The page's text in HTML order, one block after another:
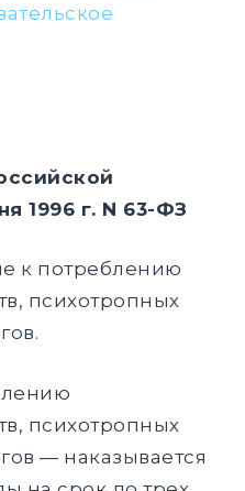
1996 г. N 63-ФЗ
к потреблению
психотропных
психотропных
— наказывается